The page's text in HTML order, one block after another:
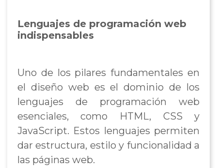
Lenguajes de programación web
indispensables
Uno de los pilares fundamentales en
el diseño web es el dominio de los
lenguajes de programación web
esenciales, como HTML, CSS y
JavaScript. Estos lenguajes permiten
dar estructura, estilo y funcionalidad a
las páginas web.